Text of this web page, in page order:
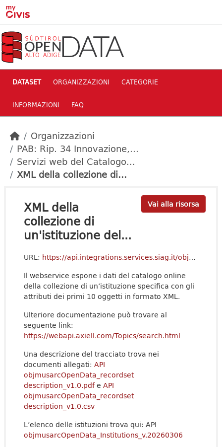
Skip to main content
DATASET ORGANIZZAZIONI CATEGORIE
INFORMAZIONI FAQ
Organizzazioni
PAB: Rip. 34 Innovazione,...
Servizi web del Catalogo...
XML della collezione di...
Vai alla risorsa
XML della
collezione di
un'istituzione del...
URL: https://api.integrations.services.siag.it/objmusarcOpenData/search
Il webservice espone i dati del catalogo online
della collezione di un’istituzione specifica con gli
attributi dei primi 10 oggetti in formato XML.
Ulteriore documentazione può trovare al
seguente link:
https://webapi.axiell.com/Topics/search.html
Una descrizione del tracciato trova nei
documenti allegati: API
objmusarcOpenData_recordset
description_v1.0.pdfe API
objmusarcOpenData_recordset
description_v1.0.csv
L’elenco delle istituzioni trova qui: API
objmusarcOpenData_Institutions_v.20260306